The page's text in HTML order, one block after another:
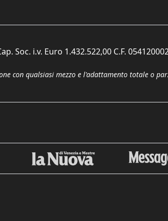
Soc. i.v. Euro 1.432.522,00 C.F.
con qualsiasi mezzo e l'adattamento totale o